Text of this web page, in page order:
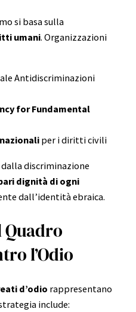
si basa sulla
umani. Organizzazioni
Antidiscriminazioni
for Fundamental
per i diritti civili
discriminazione
dignità di ogni
dall’identità ebraica.
l’Odio
d’odio rappresentano
include: